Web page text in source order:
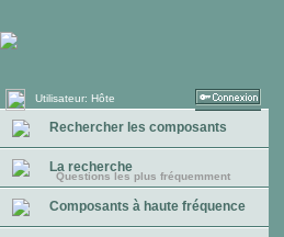
Utilisateur: Hôte
Rechercher les composants
La recherche
Questions les plus fréquemment
Composants à haute fréquence